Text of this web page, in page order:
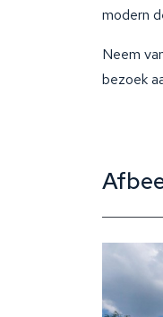
modern
Neem
bezoek